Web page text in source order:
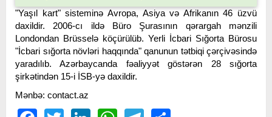
"Yaşıl kart" sisteminə Avropa, Asiya və Afrikanın 46 üzvü
daxildir. 2006-cı ildə Büro Şurasının qərargah mənzili
Londondan Brüsselə köçürülüb. Yerli İcbari Sığorta Bürosu
"İcbari sığorta növləri haqqında" qanunun tətbiqi çərçivəsində
yaradılıb. Azərbaycanda fəaliyyət göstərən 28 sığorta
şirkətindən 15-i İSB-yə daxildir.
Mənbə: contact.az